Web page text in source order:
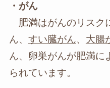
・がん
肥満はがんのリスク
ん、 すい臓がん、 大腸
ん、卵巣がんが肥満に
られています。